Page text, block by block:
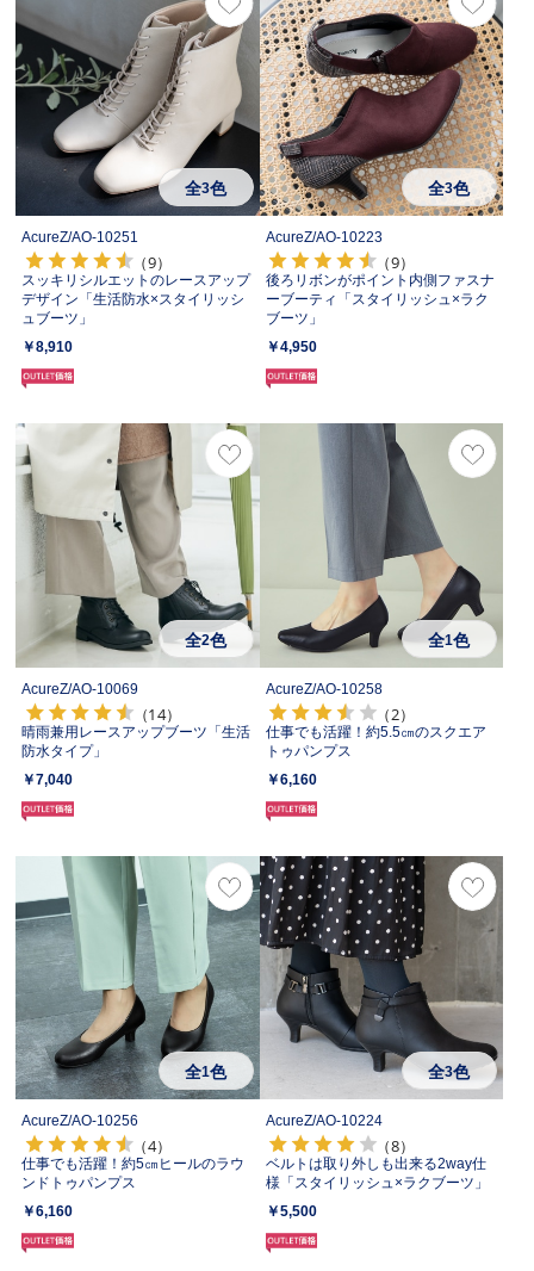
全3色
AcureZ/AO-10251
（9）
スッキリシルエットのレースアップ
デザイン「生活防水×スタイリッシ
ュブーツ」
￥8,910
全3色
AcureZ/AO-10223
（9）
後ろリボンがポイント内側ファスナ
ーブーティ「スタイリッシュ×ラク
ブーツ」
￥4,950
全2色
AcureZ/AO-10069
（14）
晴雨兼用レースアップブーツ「生活
防水タイプ」
￥7,040
全1色
AcureZ/AO-10258
（2）
仕事でも活躍！約5.5㎝のスクエア
トゥパンプス
￥6,160
全1色
AcureZ/AO-10256
（4）
仕事でも活躍！約5㎝ヒールのラウ
ンドトゥパンプス
￥6,160
全3色
AcureZ/AO-10224
（8）
ベルトは取り外しも出来る2way仕
様「スタイリッシュ×ラクブーツ」
￥5,500